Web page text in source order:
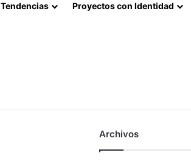
Tendencias Proyectos con Identidad
Archivos